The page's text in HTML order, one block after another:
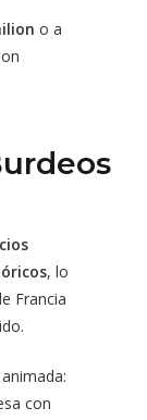
o a
, lo
Francia
con